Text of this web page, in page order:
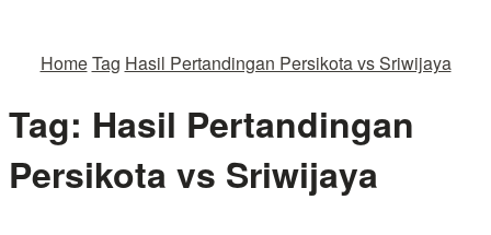
HomeTag Hasil Pertandingan Persikota vs Sriwijaya
Tag: Hasil Pertandingan
Persikota vs Sriwijaya